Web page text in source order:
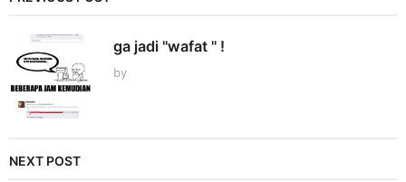
ga jadi "wafat " !
by
NEXT POST